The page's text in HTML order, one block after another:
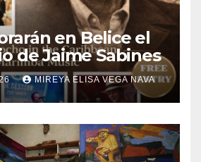
en Belice el
de Jaime Sabines
MIREYA ELISA VEGA NAVA